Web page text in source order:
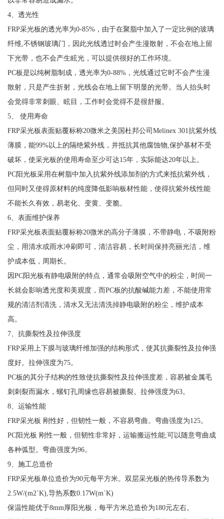
4、透光性
FRP采光板的透光率为0-85%，由于在聚脂中加入了一定比例的玻璃
纤维,不锈钢玻璃门，因此光线透过时会产生漫散射，不会在地上留
下光带，也不会产生眩光，可以提供很好的工作环境。
PC板是以纯树脂制成，透光率为0-88%，光线通过它时不会产生漫
散射，只是产生折射，光线会在地上留下明显的光带。当人抬头时
会觉得非常刺眼、眩目，工作时会觉得不是很舒服。
5、 使用寿命
FRP采光板表面贴覆标称20微米之美国杜邦公司Melinex 301抗紫外线
薄膜，能99%以上的隔绝紫外线，并抵抗其他腐蚀物,保护基材不受
破坏，使采光板的使用寿命至少可达15年，实际能达20年以上。
PC阳光板采用在树脂中加入抗紫外线添加剂的方式来抵抗紫外线，
但同时又使得原材料的纯度降低影响板材性能，使得抗紫外线性能
不能长久有效，易老化、变黄、变脆。
6、表面维护保养
FRP采光板表面贴覆标称20微米的高分子薄膜，不带静电，不吸附粉
尘，用清水或雨水冲刷即可，清洁容易，长时间保持亮丽光洁，维
护成本低，周期长。
因PC阳光板有静电吸附的特点，通常会吸附空气中的粉尘，时间一
长就会影响透光度和美观度，而PC板的抗酸碱能力差，不能使用常
规的清洁剂清洗，清水又无法清洗掉静电吸附的粉尘，维护成本
高。
7、抗撕裂性及拉伸强度
FRP采用上下膜与玻璃纤维加强的结构形式，使其抗撕裂性及拉伸强
度好。拉伸强度为75。
PC板的其分子结构的性致使抗撕裂性及拉伸强度差，容易被金属毛
刺刺裂而漏水，螺钉孔周缘也容易被撕裂。拉伸强度为63。
8、运输性能
FRP采光板 刚性好，但韧性一般，不容易弯曲。弯曲强度为125。
PC阳光板 刚性一般，但韧性非常好，运输搬运性能;可以随意弯曲成
各种弧型。弯曲强度为96。
9、施工总造价
FRP采光板单位造价为90元每平方米。双层采光板的热传导系数为
2.5W/(m2`K),导热系数0.17W(m`K)
保温性能优于8mm厚阳光板，每平方米总造价为180元左右。